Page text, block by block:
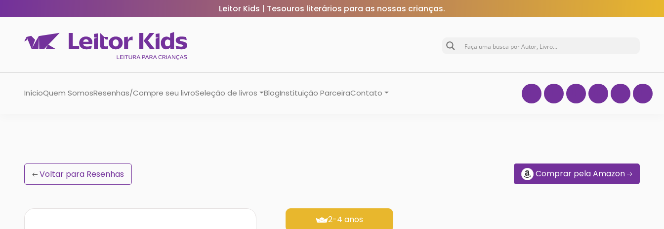
Leitor Kids | Tesouros literários para as nossas crianças.
InícioQuem SomosResenhas/Compre seu livroSeleção de livros BlogInstituição ParceiraContato
Voltar para Resenhas Comprar pela Amazon
2-4 anos